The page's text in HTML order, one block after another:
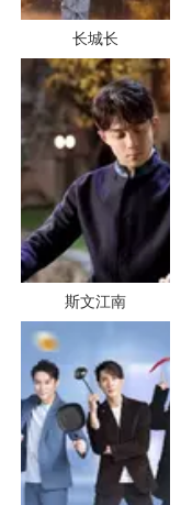
长城长
斯文江南